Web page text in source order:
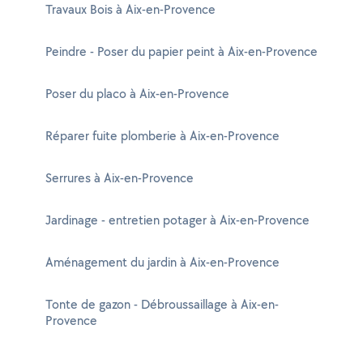
Travaux Bois à Aix-en-Provence
Peindre - Poser du papier peint à Aix-en-Provence
Poser du placo à Aix-en-Provence
Réparer fuite plomberie à Aix-en-Provence
Serrures à Aix-en-Provence
Jardinage - entretien potager à Aix-en-Provence
Aménagement du jardin à Aix-en-Provence
Tonte de gazon - Débroussaillage à Aix-en-
Provence